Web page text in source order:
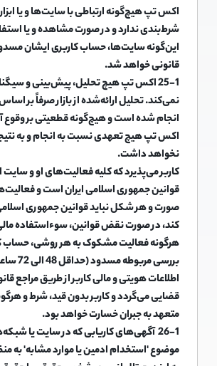
اکس تپ هیچ‌گونه ارتباطی با سایت‌ها و یا
شرط‌بندی ندارد و در صورت مشاهده و یا
این‌گونه سایت‌ها، حساب کاربری ایشان
قانونی خواهد شد.
25-1 اکس تپ هیچ تحلیل، پیش‌بینی و
نمی‌کند. تحلیل ارائه‌شده از بازار صرفاً بر
انجام شده است و هیچ‌گونه قطعیتی بر وقوع
اکس تپ هیچ تعهدی نسبت به انجام و به
نخواهد داشت.
کاربر می‌پذیرد که کلیه فعالیت‌های او و
قوانین جمهوری اسلامی ایران است و
صورت و هر شکل نباید قوانین جمهوری
کند، در صورت نقض قوانین، سوءاستفاده
هرگونه فعالیت مشکوک به هر روشی، حساب
بررسی
اطلاعات هویتی و مالی کاربر از طریق مراجع
قضایی می‌گردد و کاربر بدون قید، شرط و
متعهد به جبران خسارت خواهد بود.
26-1 آگهی‌های کاریابی که در سایت یا
موضوع 'استخدام ادمین یا موارد مشابه' به